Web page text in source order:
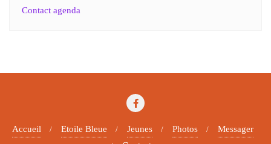
Contact agenda
Accueil Etoile Bleue Jeunes Photos
Messager